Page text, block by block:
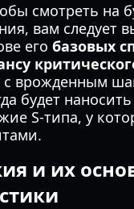
смотреть на
вам следует
его базовых
с врожденным
будет
S-типа, у
и их